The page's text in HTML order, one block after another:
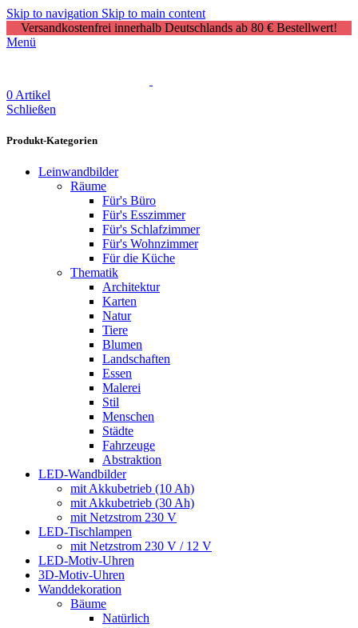
Skip to navigation Skip to main content
Versandkostenfrei innerhalb Deutschlands ab 80 € Bestellwert!
Menü
0 Artikel
Schließen
Produkt-Kategorien
Leinwandbilder
Räume
Für's Büro
Für's Esszimmer
Für's Schlafzimmer
Für's Wohnzimmer
Für die Küche
Thematik
Architektur
Karten
Natur
Tiere
Blumen
Landschaften
Essen
Malerei
Stil
Menschen
Städte
Fahrzeuge
Abstraktion
LED-Wandbilder
mit Akkubetrieb (10 Ah)
mit Akkubetrieb (30 Ah)
mit Netzstrom 230 V
LED-Tischlampen
mit Netzstrom 230 V / 12 V
LED-Motiv-Uhren
3D-Motiv-Uhren
Wanddekoration
Bäume
Natürlich